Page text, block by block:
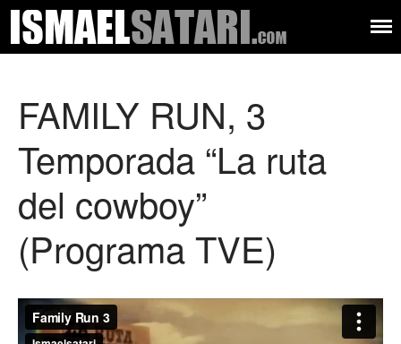
Audiovisual
Letras
Sobre mí
Contacto
compositor –
FAMILY RUN, 3
Temporada “La ruta
del cowboy”
(Programa TVE)